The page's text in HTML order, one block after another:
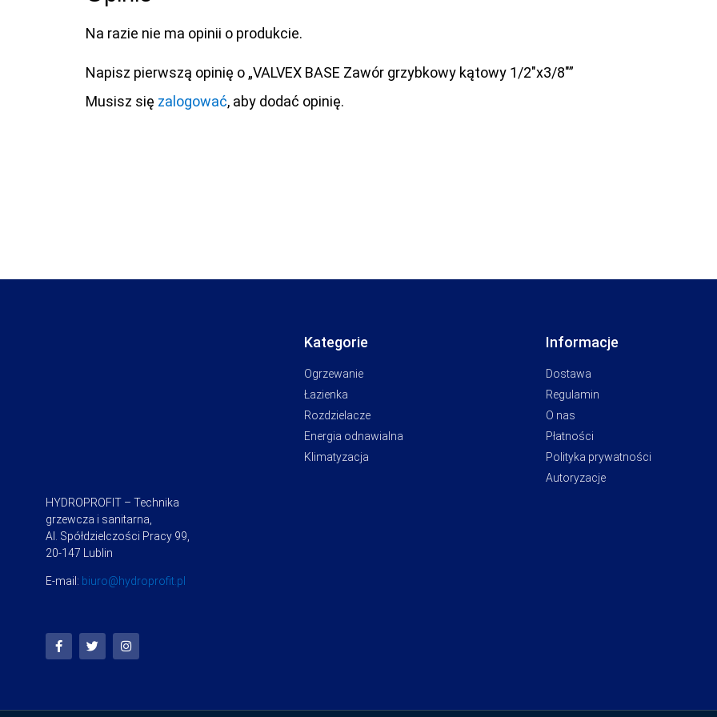
Na razie nie ma opinii o produkcie.
Napisz pierwszą opinię o „VALVEX BASE Zawór grzybkowy kątowy 1/2″x3/8″”
Musisz się zalogować, aby dodać opinię.
HYDROPROFIT – Technika
grzewcza i sanitarna,
Al. Spółdzielczości Pracy 99,
20-147 Lublin
E-mail: biuro@hydroprofit.pl
Kategorie
Ogrzewanie
Łazienka
Rozdzielacze
Energia odnawialna
Klimatyzacja
Informacje
Dostawa
Regulamin
O nas
Płatności
Polityka prywatności
Autoryzacje